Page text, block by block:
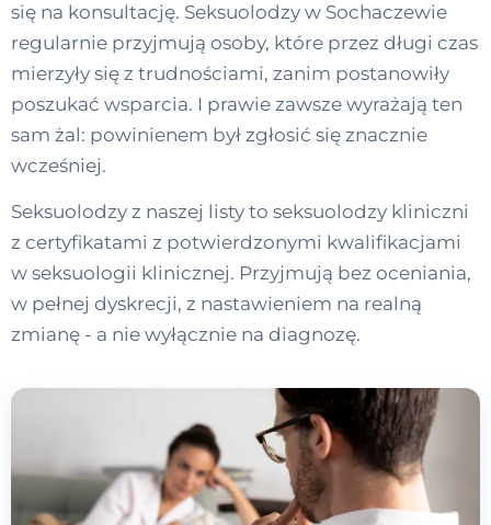
się na konsultację. Seksuolodzy w Sochaczewie
regularnie przyjmują osoby, które przez długi czas
mierzyły się z trudnościami, zanim postanowiły
poszukać wsparcia. I prawie zawsze wyrażają ten
sam żal: powinienem był zgłosić się znacznie
wcześniej.
Seksuolodzy z naszej listy to seksuolodzy kliniczni
z certyfikatami z potwierdzonymi kwalifikacjami
w seksuologii klinicznej. Przyjmują bez oceniania,
w pełnej dyskrecji, z nastawieniem na realną
zmianę - a nie wyłącznie na diagnozę.